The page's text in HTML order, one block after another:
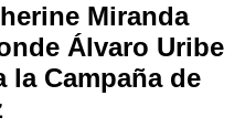
Miranda
Álvaro Uribe
la Campaña de